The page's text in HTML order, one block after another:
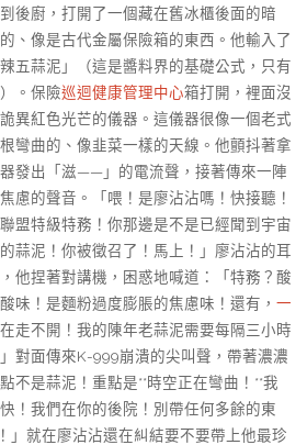
後廚，打開了一個藏在舊冰櫃後面的暗
、像是古代金屬保險箱的東西。他輸入了
五蒜泥」（這是醬料界的基礎公式，只有
。保險巡迴健康管理中心箱打開，裡面沒
異紅色光芒的儀器。這儀器很像一個老式
彎曲的、像韭菜一樣的天線。他顫抖著拿
發出「滋——」的電流聲，接著傳來一陣
慮的聲音。「喂！是廖沾沾嗎！快接聽！
盟特級特務！你那邊是不是已經聞到宇宙
蒜泥！你被徵召了！馬上！」廖沾沾的耳
他捏著對講機，困惑地喊道：「特務？酸
味！是麵粉過度膨脹的焦慮味！還有， 一
走不開！我的陳年老蒜泥需要每隔三小時
對面傳來K-999崩潰的尖叫聲，帶著濃濃
不是蒜泥！重點是**時空正在彎曲！**我
！我們在你的後院！別帶任何多餘的東
就在廖沾沾還在糾結要不要帶上他最珍